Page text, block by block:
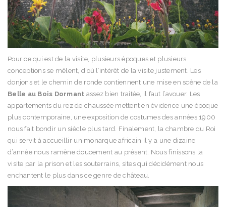
Pour ce qui est de la visite, plusieurs époques et plusieurs
conceptions se mêlent, d’où l’intérêt de la visite justement. Les
donjons et le chemin de ronde contiennent une mise en scène de la
Belle au Bois Dormant assez bien traitée, il faut l’avouer. Les
appartements du rez de chaussée mettent en évidence une époque
plus contemporaine, une exposition de costumes des années 1900
nous fait bondir un siècle plus tard. Finalement, la chambre du Roi
qui servit à accueillir un monarque africain il y a une dizaine
d’année nous ramène doucement au présent. Nous finissons la
visite par la prison et les souterrains, sites qui décidément nous
enchantent le plus dans ce genre de château.